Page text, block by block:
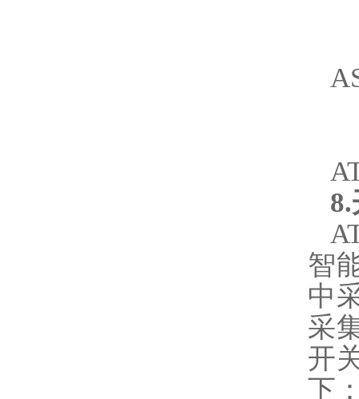
8.
智
中
采
开
下